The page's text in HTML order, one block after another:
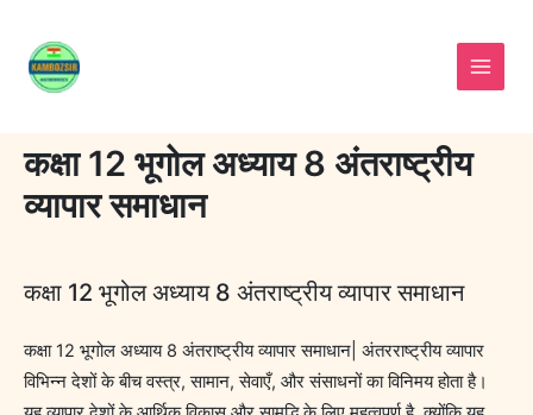
content
कक्षा 12 भूगोल अध्याय 8 अंतराष्ट्रीय
व्यापार समाधान
कक्षा 12 भूगोल अध्याय 8 अंतराष्ट्रीय व्यापार समाधान
कक्षा 12 भूगोल अध्याय 8 अंतराष्ट्रीय व्यापार समाधान| अंतरराष्ट्रीय व्यापार
विभिन्न देशों के बीच वस्त्र, सामान, सेवाएँ, और संसाधनों का विनिमय होता है।